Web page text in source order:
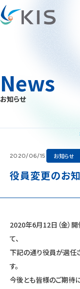
お知らせ
News
2020/06/15 お知らせ
役員変更のお
2020年6月12日（金）
て、
下記の通り役員が選任
す。
今後とも皆様のご期待